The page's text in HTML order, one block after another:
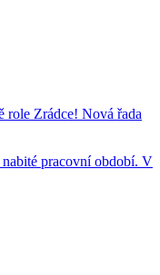
role Zrádce! Nová řada
pracovní období. V